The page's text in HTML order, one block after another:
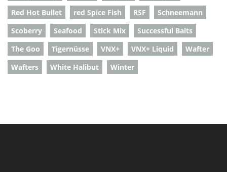
Red Hot Bullet
red Spice Fish RSF
Schneemann
Scoberry
Seafood Stick Mix
Successful Baits
The Goo
Tigernüsse VNX+ VNX+ Liquid
Wafter
Wafters
White Halibut Winter